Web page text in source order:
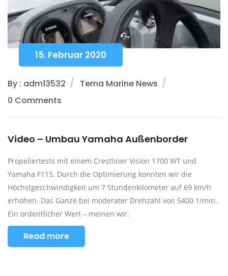
15. Februar 2020
By : adm13532
Tema Marine News
0 Comments
Video – Umbau Yamaha Außenborder
Propellertests mit einem Crestliner Vision 1700 WT und
Yamaha F115. Durch die Optimierung konnten wir die
Höchstgeschwindigkeit um 7 Stundenkilometer auf 69 km/h
erhöhen. Das Ganze bei moderater Drehzahl von 5400 1/min.
Ein ordentlicher Wert – meinen wir.
Read more